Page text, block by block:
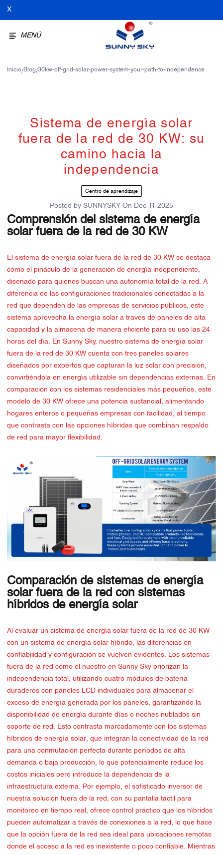
X
MENÚ
Inicio/Blog/30kw-off-grid-solar-power-system-your-path-to-independence
Sistema de energía solar
fuera de la red de 30 KW: su
camino hacia la
independencia
Centro de aprendizaje
Posted by SUNNYSKY On Dec 11 2025
Comprensión del sistema de energía
solar fuera de la red de 30 KW
El sistema de energía solar fuera de la red de 30 KW se destaca
como el pináculo de la generación de energía independiente,
diseñado para quienes buscan una autonomía total de la red. A
diferencia de las configuraciones tradicionales conectadas a la
red que dependen de las empresas de servicios públicos, este
sistema aprovecha la energía solar a través de paneles de alta
capacidad y la almacena de manera eficiente para su uso las 24
horas del día. En Sunny Sky, nuestro sistema de energía solar
fuera de la red de 30 KW cuenta con tres paneles solares
diseñados por expertos que capturan la luz solar con precisión,
convirtiéndola en energía utilizable sin dependencias externas. En
comparación con los sistemas residenciales más pequeños, este
modelo de 30 KW ofrece una potencia sustancial, alimentando
hogares enteros o pequeñas empresas con facilidad, al tiempo
que contrasta con las opciones híbridas que combinan respaldo
de red para mayor flexibilidad.
Comparación de sistemas de energía
solar fuera de la red con sistemas
híbridos de energía solar
Al evaluar un sistema de energía solar fuera de la red de 30 KW
con un sistema de energía solar híbrido, las diferencias en
confiabilidad y configuración se vuelven evidentes. Los sistemas
fuera de la red como el nuestro en Sunny Sky priorizan la
independencia total, utilizando cuatro módulos de batería
duraderos con paneles LCD individuales para almacenar el
exceso de energía generada por los paneles, garantizando la
disponibilidad de energía durante días o noches nublados sin
soporte de red. Esto contrasta marcadamente con los sistemas
híbridos de energía solar, que integran la conectividad de la red
para una conmutación perfecta durante períodos de alta
demanda o baja producción, lo que potencialmente reduce los
costos iniciales pero introduce la dependencia de la
infraestructura externa. Por ejemplo, el sofisticado inversor de
nuestra solución fuera de la red, con su pantalla táctil para
monitoreo en tiempo real, ofrece control práctico que los híbridos
pueden automatizar a través de conexiones a la red, lo que hace
que la opción fuera de la red sea ideal para ubicaciones remotas
donde el acceso a la red es inexistente o poco confiable. Mientras